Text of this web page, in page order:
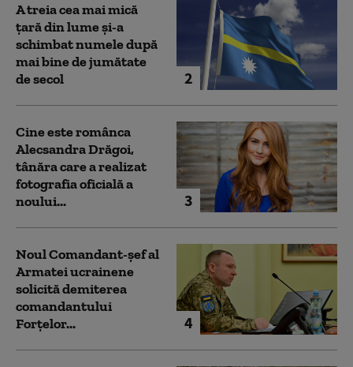
2
A treia cea mai mică
țară din lume și-a
schimbat numele după
mai bine de jumătate
de secol
3
Cine este românca
Alecsandra Drăgoi,
tânăra care a realizat
fotografia oficială a
noului...
4
Noul Comandant-șef al
Armatei ucrainene
solicită demiterea
comandantului
Forțelor...